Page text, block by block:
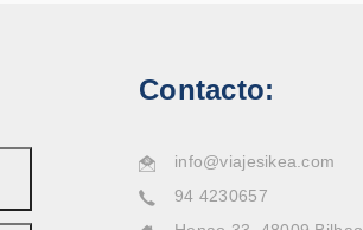
Contacto:
info@viajesikea.com
94 4230657